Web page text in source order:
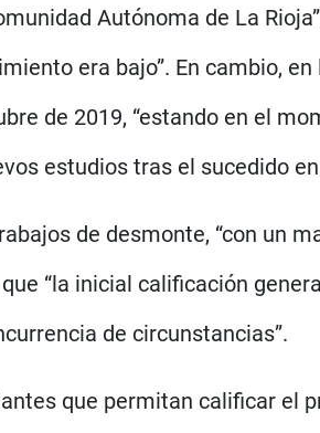
Autónoma de La
era bajo”. En cambio,
de 2019, “estando en el
estudios tras el sucedido
de desmonte, “con un
“la inicial calificación
de circunstancias”.
que permitan calificar el